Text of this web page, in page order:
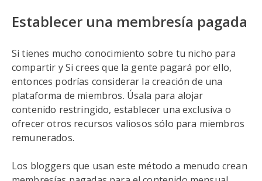
Establecer una membresía pagada
Si tienes mucho conocimiento sobre tu nicho para
compartir y Si crees que la gente pagará por ello,
entonces podrías considerar la creación de una
plataforma de miembros. Úsala para alojar
contenido restringido, establecer una exclusiva o
ofrecer otros recursos valiosos sólo para miembros
remunerados.
Los bloggers que usan este método a menudo crean